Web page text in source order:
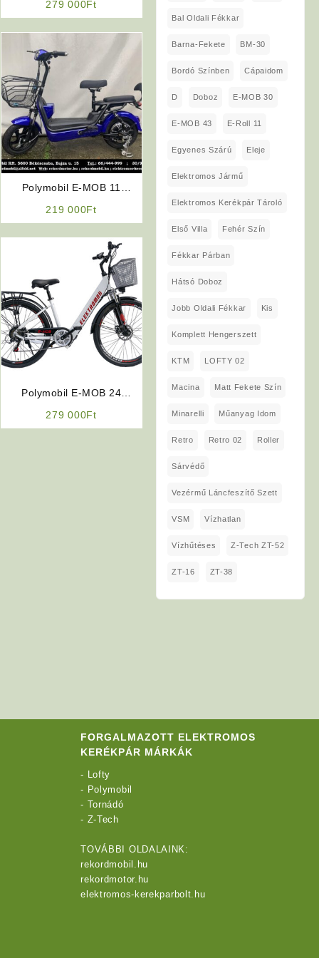
279 000Ft
Polymobil E-MOB 11
219 000Ft
Polymobil E-MOB 24
279 000Ft
Bal Oldali Fékkar
Barna-Fekete BM-30
Bordó Színben Cápaidom
D Doboz E-MOB 30
E-MOB 43 E-Roll 11
Egyenes Szárú Eleje
Elektromos Jármű
Elektromos Kerékpár Tároló
Első Villa Fehér Szín
Fékkar Párban
Hátsó Doboz
Jobb Oldali Fékkar Kis
Komplett Hengerszett
KTM LOFTY 02
Macina Matt Fekete Szín
Minarelli Műanyag Idom
Retro Retro 02 Roller
Sárvédő
Vezérmű Láncfeszítő Szett
VSM Vízhatlan
Vízhűtéses Z-Tech ZT-52
ZT-16 ZT-38
FORGALMAZOTT ELEKTROMOS
KERÉKPÁR MÁRKÁK
- Lofty
- Polymobil
- Tornádó
- Z-Tech
TOVÁBBI OLDALAINK:
rekordmobil.hu
rekordmotor.hu
elektromos-kerekparbolt.hu